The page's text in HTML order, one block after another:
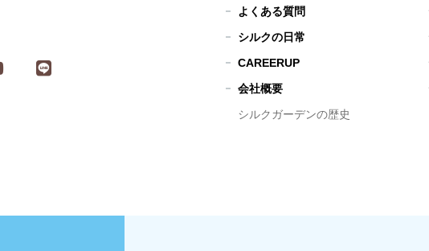
よくある質問
シルクの日常
CAREERUP
会社概要
シルクガーデンの歴史